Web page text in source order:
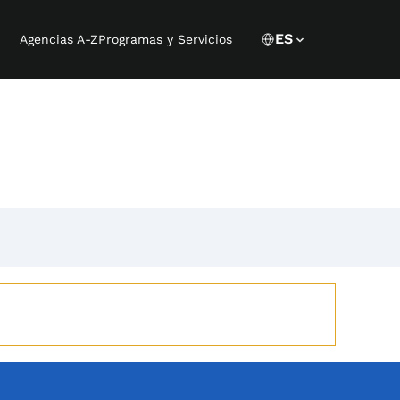
Agencias A-ZProgramas y ServiciosLanguage
CURRENT
ES